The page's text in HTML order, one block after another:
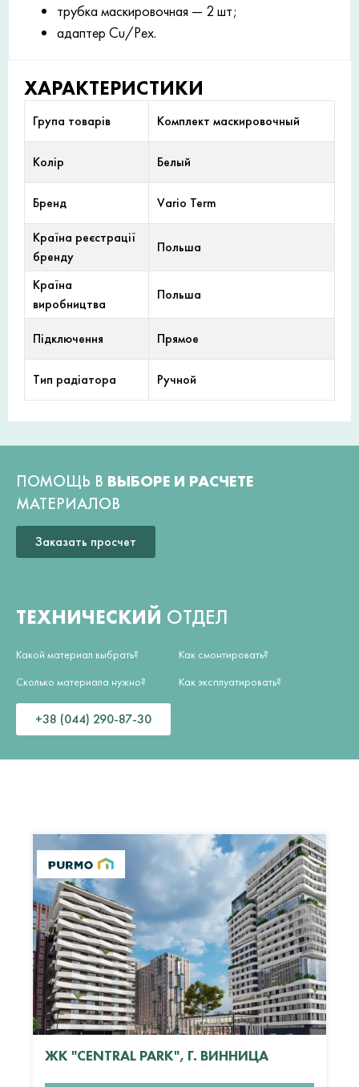
трубка маскировочная — 2 шт;
адаптер Cu/Pex.
ХАРАКТЕРИСТИКИ
Група товарів Комплект маскировочный
Колір Белый
Бренд Vario Term
Країна реєстрації
бренду
Польша
Країна
виробництва
Польша
Підключення Прямое
Тип радіатора Ручной
ПОМОЩЬ В ВЫБОРЕ И РАСЧЕТЕ
МАТЕРИАЛОВ
Заказать просчет
ТЕХНИЧЕСКИЙ ОТДЕЛ
Какой материал выбрать?
Сколько материала нужно?
Как смонтировать?
Как эксплуатировать?
+38 (044) 290-87-30
ЖК "CENTRAL PARK", Г. ВИННИЦА